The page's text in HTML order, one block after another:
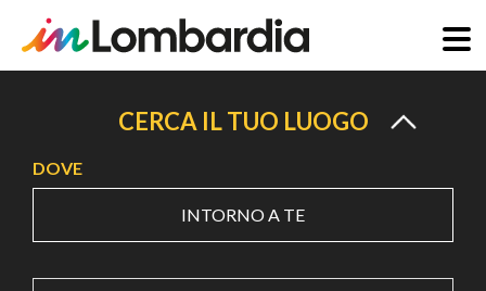
principale
CERCA IL TUO LUOGO
DOVE
INTORNO A TE